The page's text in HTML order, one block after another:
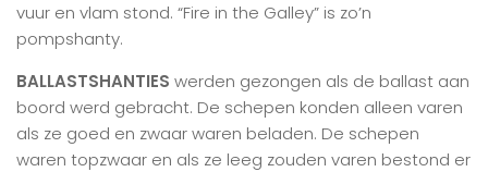
vuur en vlam stond. “Fire in the Galley” is zo’n
pompshanty.
BALLASTSHANTIES werden gezongen als de ballast aan
boord werd gebracht. De schepen konden alleen varen
als ze goed en zwaar waren beladen. De schepen
waren topzwaar en als ze leeg zouden varen bestond er